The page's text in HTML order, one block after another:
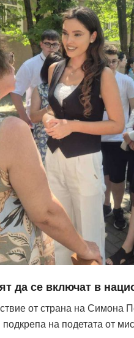
да се включат в
от страна на Симона
подкрепа на подетата от